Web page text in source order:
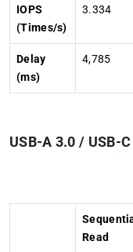
IOPS
(Times/s)
3.334
Delay
(ms)
4,785
USB-A 3.0 / USB-
Read